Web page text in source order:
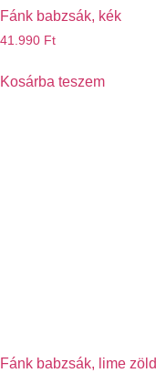
Fánk babzsák, kék
41.990 Ft
Kosárba teszem
Fánk babzsák, lime zöld